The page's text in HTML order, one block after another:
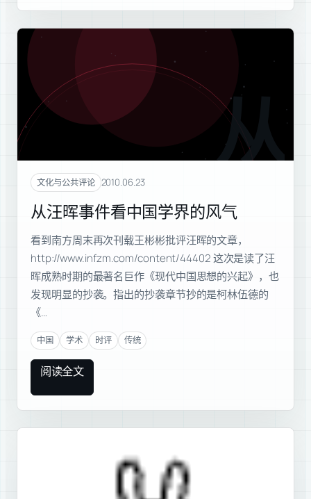
从汪
文化与公共评论 2010.06.23
从汪晖事件看中国学界的风气
看到南方周末再次刊载王彬彬批评汪晖的文章，
http://www.infzm.com/content/44402 这次是读了汪
晖成熟时期的最著名巨作《现代中国思想的兴起》，也
发现明显的抄袭。指出的抄袭章节抄的是柯林伍德的
《…
中国 学术 时评 传统
阅读全文